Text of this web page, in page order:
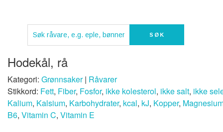
Hodekål, rå
Kategori: Grønnsaker| Råvarer
Stikkord: Fett, Fiber, Fosfor, ikke kolesterol, ikke salt, ikke
Kalium, Kalsium, Karbohydrater, kcal, kJ, Kopper,
B6, Vitamin C, Vitamin E